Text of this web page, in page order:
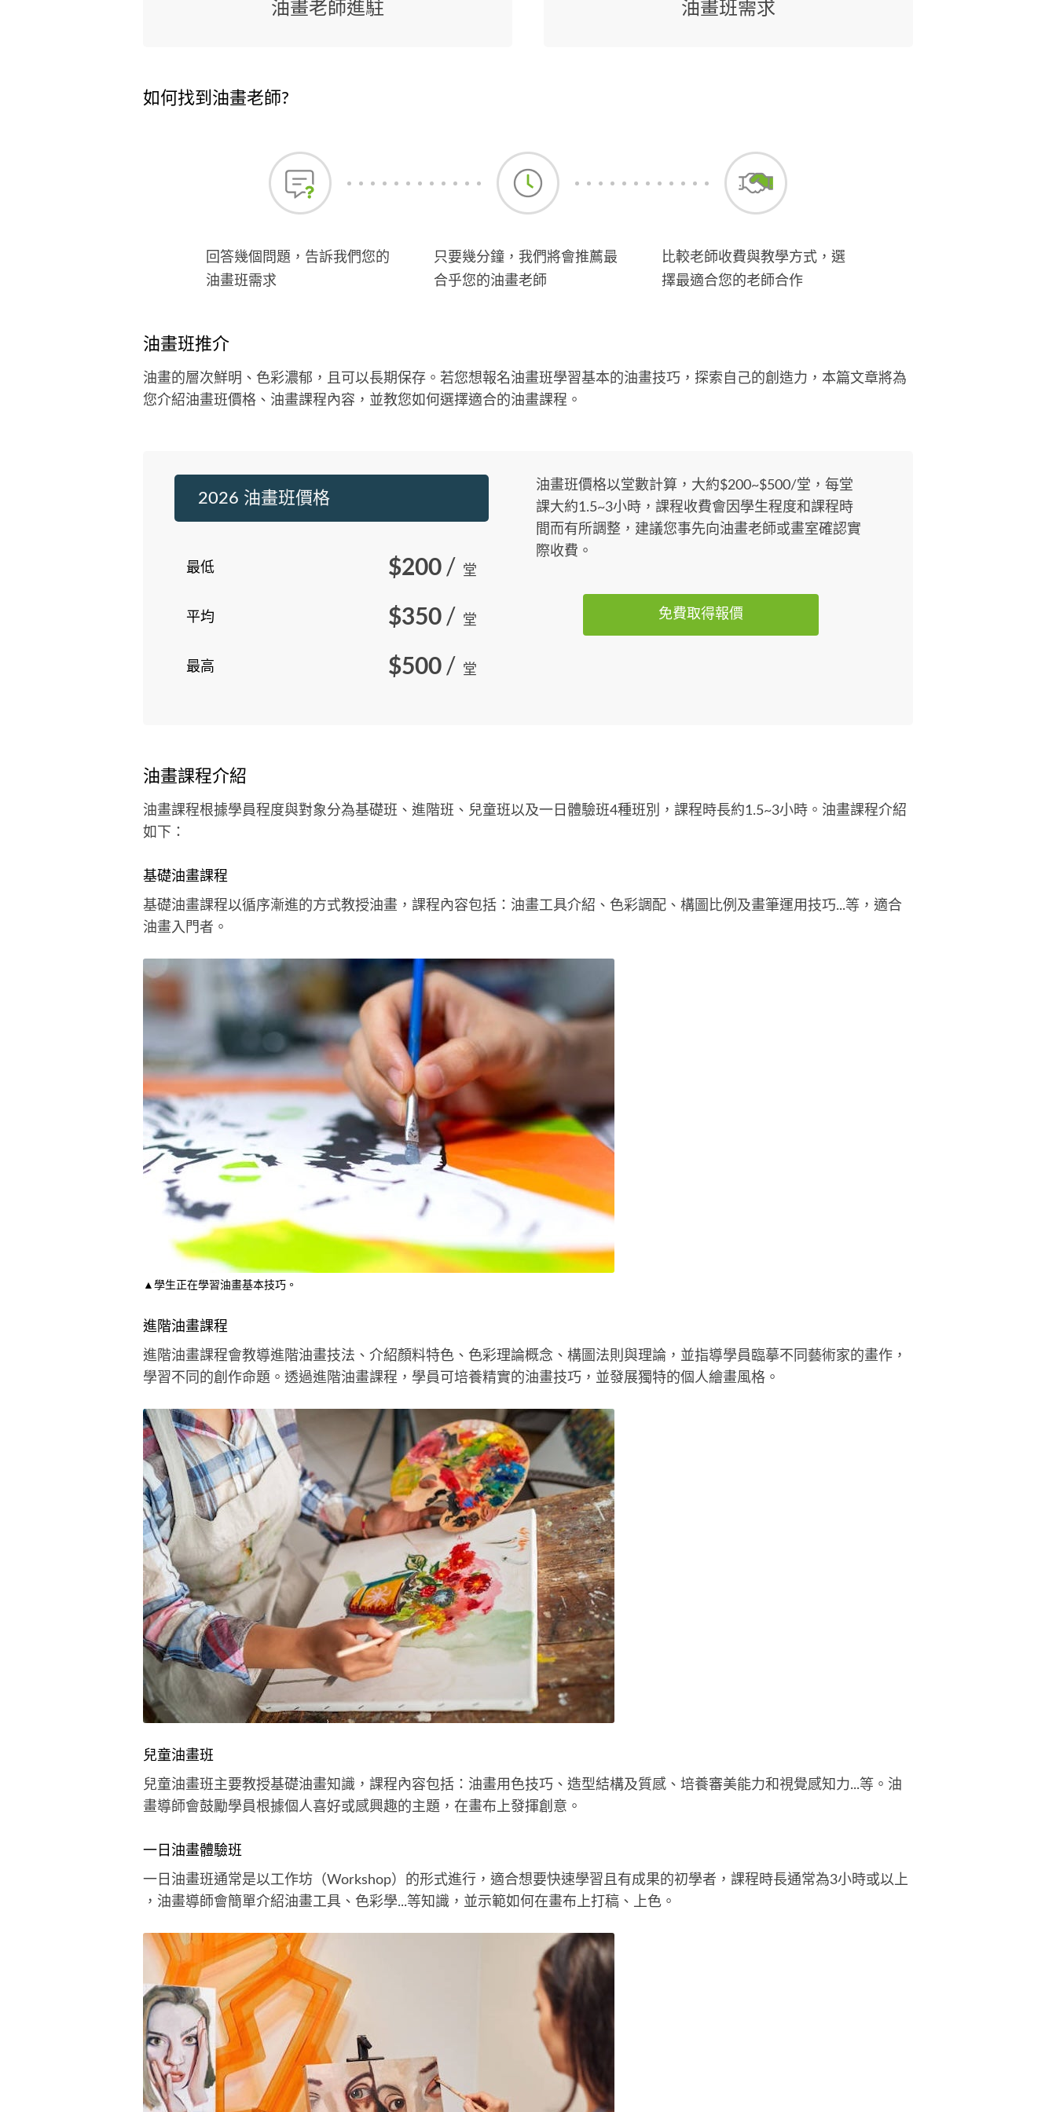
油畫老師進駐 油畫班需求
如何找到油畫老師?
回答幾個問題，告訴我們您的
油畫班需求
只要幾分鐘，我們將會推薦最
合乎您的油畫老師
比較老師收費與教學方式，選
擇最適合您的老師合作
油畫班推介
油畫的層次鮮明、色彩濃郁，且可以長期保存。若您想報名油畫班學習基本的油畫技巧，探索自己的創造力，本篇文章將為
您介紹油畫班價格、油畫課程內容，並教您如何選擇適合的油畫課程。
2026 油畫班價格
最低 $200 / 堂
平均 $350 / 堂
最高 $500 / 堂
油畫班價格以堂數計算，大約$200~$500/堂，每堂
課大約1.5~3小時，課程收費會因學生程度和課程時
間而有所調整，建議您事先向油畫老師或畫室確認實
際收費。
免費取得報價
油畫課程介紹
油畫課程根據學員程度與對象分為基礎班、進階班、兒童班以及一日體驗班4種班別，課程時長約1.5~3小時。油畫課程介紹
如下：
基礎油畫課程
基礎油畫課程以循序漸進的方式教授油畫，課程內容包括：油畫工具介紹、色彩調配、構圖比例及畫筆運用技巧...等，適合
油畫入門者。
▲學生正在學習油畫基本技巧。
進階油畫課程
進階油畫課程會教導進階油畫技法、介紹顏料特色、色彩理論概念、構圖法則與理論，並指導學員臨摹不同藝術家的畫作，
學習不同的創作命題。透過進階油畫課程，學員可培養精實的油畫技巧，並發展獨特的個人繪畫風格。
兒童油畫班
兒童油畫班主要教授基礎油畫知識，課程內容包括：油畫用色技巧、造型結構及質感、培養審美能力和視覺感知力...等。油
畫導師會鼓勵學員根據個人喜好或感興趣的主題，在畫布上發揮創意。
一日油畫體驗班
一日油畫班通常是以工作坊（Workshop）的形式進行，適合想要快速學習且有成果的初學者，課程時長通常為3小時或以上
，油畫導師會簡單介紹油畫工具、色彩學...等知識，並示範如何在畫布上打稿、上色。